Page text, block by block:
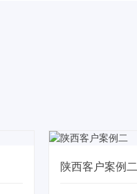
陕西客户案例二